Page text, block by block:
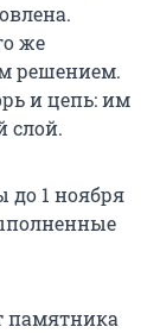
же
решением.
и цепь: им
слой.
до 1 ноября
памятника